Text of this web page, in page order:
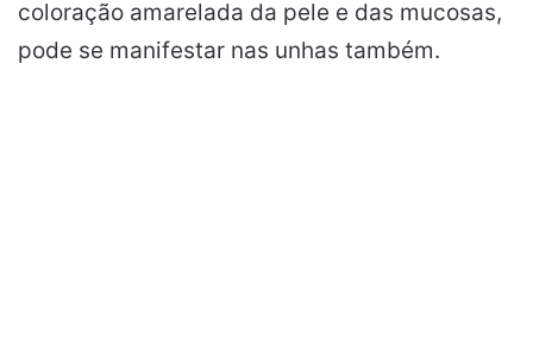
coloração amarelada da pele e das mucosas,
pode se manifestar nas unhas também.